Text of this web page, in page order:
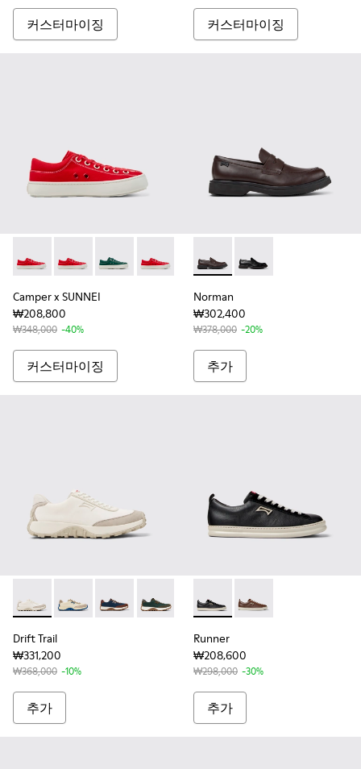
커스터마이징 커스터마이징
Camper x SUNNEI - K100996-999-S011 - 남성 레드 컬러 텍
Camper x SUNNEI - K100996-001
Camper x SUNNEI - K100996-999-S033 - 남
Camper x SUNNEI - K100996-999-
Camper x SUNNEI - K100996-
Camper x SUNNEI -
Camper x
Camper x SUNNEI
₩208,800
₩348,000 -40%
커스터마이징
Norman - K101001-005 - 남
Norman - K101001-
Norman
₩302,400
₩378,000 -20%
추가
Drift Trail - K100864-007 - 남성용 화이트 & 베이지 텍스타
Drift Trail - K100864-055 - 남성용 베이지 텍스타일
Drift Trail - K100864-051
Drift Trail - K100864-045
Drift Trail - K100864-035
Drift Trail - K100864-
Drift Trail -
Drift Trail
₩331,200
₩368,000 -10%
추가
Runner - K101052-002 - 남
Runner - K101052-
Runner
₩208,600
₩298,000 -30%
추가